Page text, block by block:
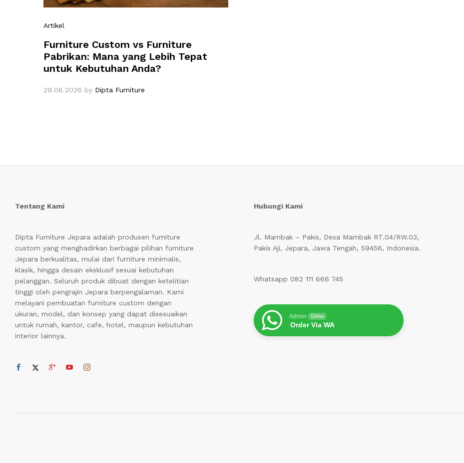
Artikel
Furniture Custom vs Furniture
Pabrikan: Mana yang Lebih Tepat
untuk Kebutuhan Anda?
29.06.2026 by Dipta Furniture
Tentang Kami
Dipta Furniture Jepara adalah produsen furniture
custom yang menghadirkan berbagai pilihan furniture
Jepara berkualitas, mulai dari furniture minimalis,
klasik, hingga desain eksklusif sesuai kebutuhan
pelanggan. Seluruh produk dibuat dengan ketelitian
tinggi oleh pengrajin Jepara berpengalaman. Kami
melayani pembuatan furniture custom dengan
ukuran, model, dan konsep yang dapat disesuaikan
untuk rumah, kantor, cafe, hotel, maupun kebutuhan
interior lainnya.
Hubungi Kami
Jl. Mambak – Pakis, Desa Mambak RT.04/RW.03,
Pakis Aji, Jepara, Jawa Tengah, 59456, Indonesia.
Whatsapp 082 111 666 745
Admin Online
Order Via WA